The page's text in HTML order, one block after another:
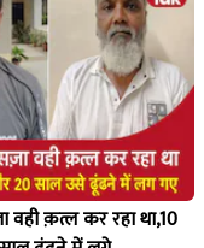
वही क़त्ल कर रहा था,10